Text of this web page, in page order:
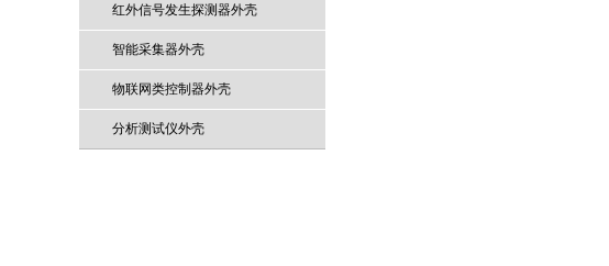
红外信号发生探测器外壳
智能采集器外壳
物联网类控制器外壳
分析测试仪外壳